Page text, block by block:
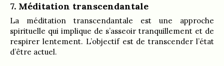
7. Méditation transcendantale
La méditation transcendantale est une approche
spirituelle qui implique de s’asseoir tranquillement et de
respirer lentement. L’objectif est de transcender l’état
d’être actuel.